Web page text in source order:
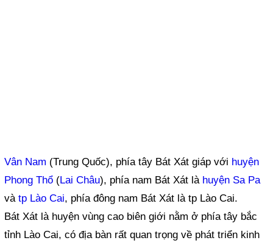
Vân Nam (Trung Quốc), phía tây Bát Xát giáp với huyện
Phong Thổ (Lai Châu), phía nam Bát Xát là huyện Sa Pa
vàtp Lào Cai, phía đông nam Bát Xát là tp Lào Cai.
Bát Xát là huyện vùng cao biên giới nằm ở phía tây bắc
tỉnh Lào Cai, có địa bàn rất quan trọng về phát triển kinh